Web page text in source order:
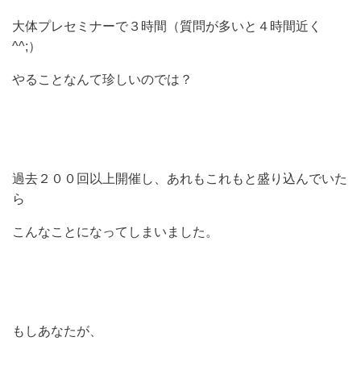
大体プレセミナーで３時間（質問が多いと４時間近く
^^;）
やることなんて珍しいのでは？
過去２００回以上開催し、あれもこれもと盛り込んでいた
ら
こんなことになってしまいました。
もしあなたが、